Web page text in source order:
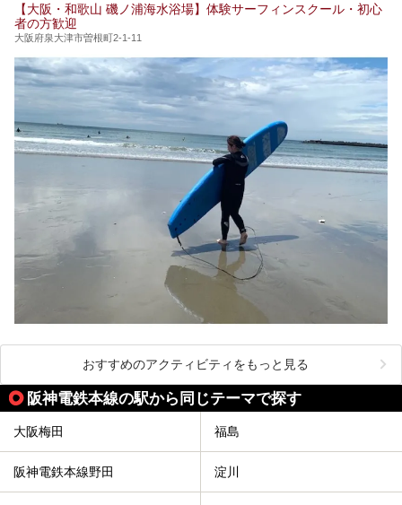
【大阪・和歌山 磯ノ浦海水浴場】体験サーフィンスクール・初心
者の方歓迎
大阪府泉大津市曽根町2-1-11
おすすめのアクティビティをもっと見る
阪神電鉄本線の駅から同じテーマで探す
大阪梅田 福島
阪神電鉄本線野田 淀川